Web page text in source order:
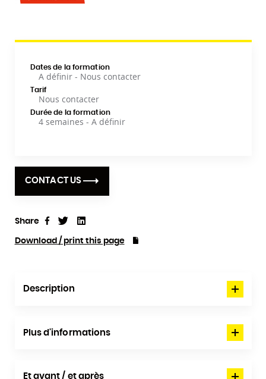
Dates de la formation
A définir - Nous contacter
Tarif
Nous contacter
Durée de la formation
4 semaines - A définir
CONTACT US
Share ShareTweet
Download / print this page
Description
Plus d'informations
Et avant / et après